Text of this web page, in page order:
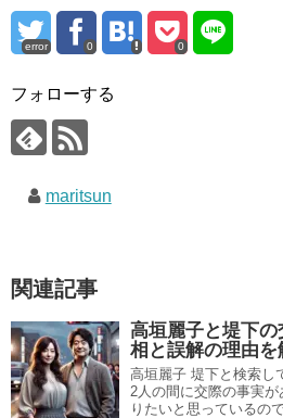
error 0 0
フォローする
maritsun
関連記事
高垣麗子と堤下
相と誤解の理由を
高垣麗子 堤下と検索し
2人の間に交際の事実
りたいと思っているの